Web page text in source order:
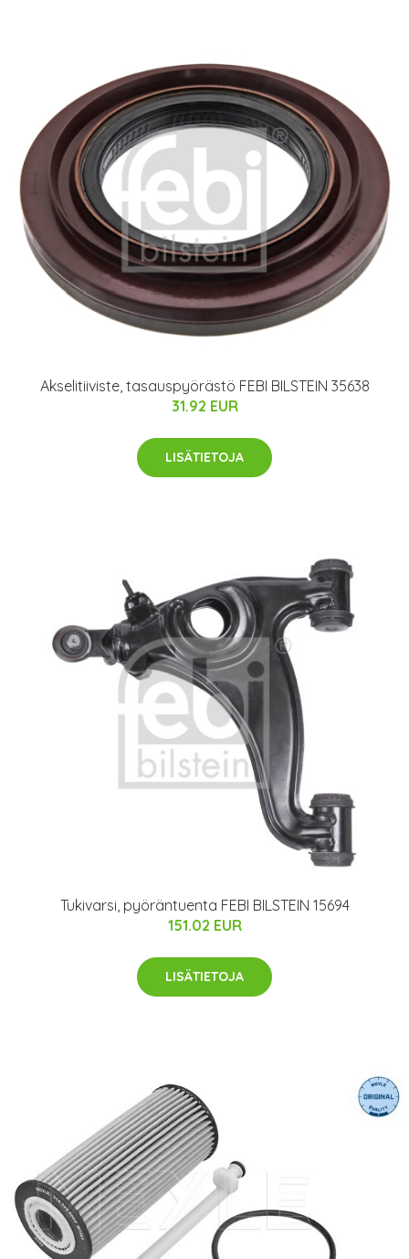
Akselitiiviste, tasauspyörästö FEBI BILSTEIN 35638
31.92 EUR
LISÄTIETOJA
Tukivarsi, pyöräntuenta FEBI BILSTEIN 15694
151.02 EUR
LISÄTIETOJA